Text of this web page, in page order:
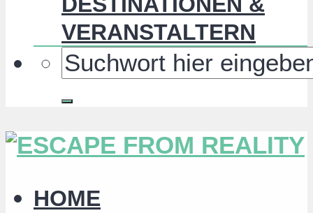
VERANSTALTERN
HOME